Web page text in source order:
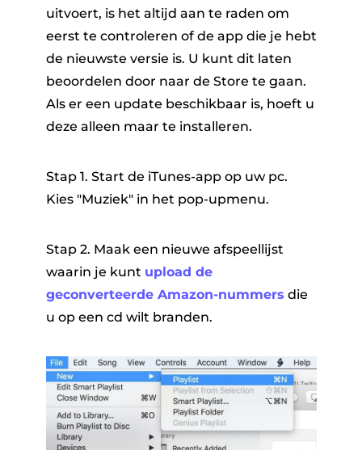
uitvoert, is het altijd aan te raden om
eerst te controleren of de app die je hebt
de nieuwste versie is. U kunt dit laten
beoordelen door naar de Store te gaan.
Als er een update beschikbaar is, hoeft u
deze alleen maar te installeren.
Stap 1. Start de iTunes-app op uw pc.
Kies "Muziek" in het pop-upmenu.
Stap 2. Maak een nieuwe afspeellijst
waarin je kunt upload de
geconverteerde Amazon-nummers die
u op een cd wilt branden.